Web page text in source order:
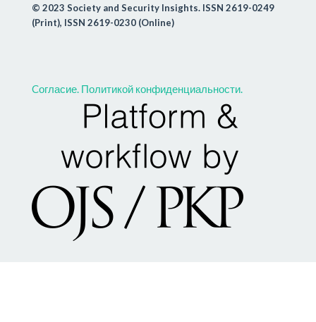
© 2023 Society and Security Insights. ISSN 2619-0249
(Print), ISSN 2619-0230 (Online)
Cогласие. Политикой конфиденциальности.